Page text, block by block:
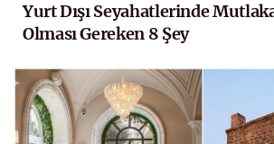
Yurt Dışı Seyahatlerinde
Olması Gereken 8 Şey